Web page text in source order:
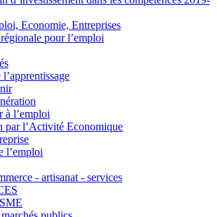
Economie, Entreprises
pour l’emploi
à l’emploi
par l’Activité Economique
l’emploi
- artisanat - services